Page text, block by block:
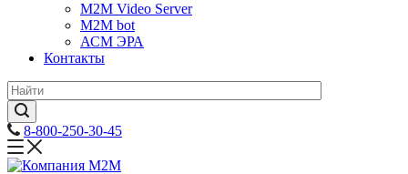
M2M Video Server
М2М bot
АСМ ЭРА
Контакты
8-800-250-30-45